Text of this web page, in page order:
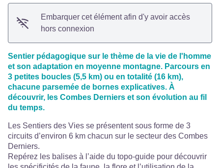
Embarquer cet élément afin d'y avoir accès
hors connexion
Sentier pédagogique sur le thème de la vie de l'homme
et son adaptation en moyenne montagne. Parcours en
3 petites boucles (5,5 km) ou en totalité (16 km),
chacune parsemée de bornes explicatives. À
découvrir, les Combes Derniers et son évolution au fil
du temps.
Les Sentiers des Vies se présentent sous forme de 3
circuits d’environ 6 km chacun sur le secteur des Combes
Derniers.
Repérez les balises à l’aide du topo-guide pour découvrir